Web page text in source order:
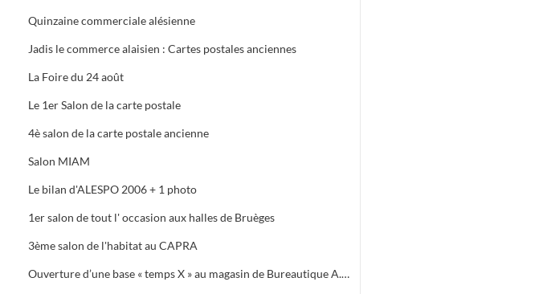
Quinzaine commerciale alésienne
Jadis le commerce alaisien : Cartes postales anciennes
La Foire du 24 août
Le 1er Salon de la carte postale
4è salon de la carte postale ancienne
Salon MIAM
Le bilan d'ALESPO 2006 + 1 photo
1er salon de tout l' occasion aux halles de Bruèges
3ème salon de l'habitat au CAPRA
Ouverture d’une base « temps X » au magasin de Bureautique A.M.C., 40 Avenue du Général de Gaule à Alès.